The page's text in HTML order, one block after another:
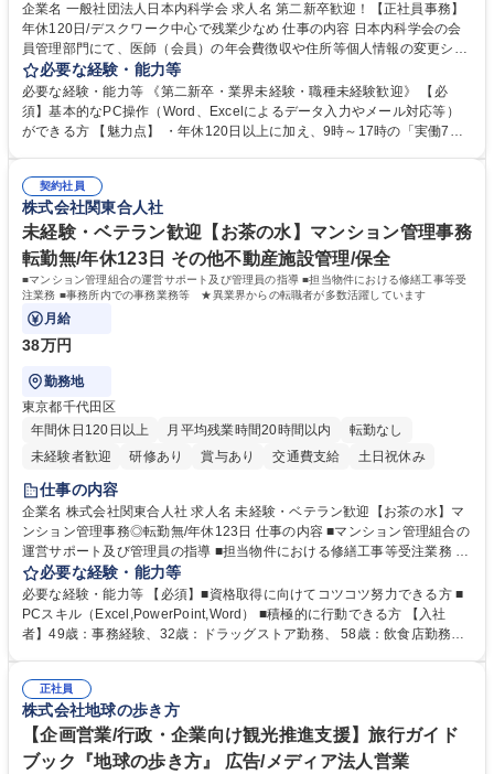
企業名 一般社団法人日本内科学会 求人名 第二新卒歓迎！【正社員事務】
年休120日/デスクワーク中心で残業少なめ 仕事の内容 日本内科学会の会
員管理部門にて、医師（会員）の年会費徴収や住所等個人情報の変更シス
テム入力、電話・FAX対応をお任せします。将来的には、各種委員会の運
営事務局業務などにも幅広く携わっていただきます。 【会員管理・データ
入力業務】 ・医師（会員）の住所変更、個人情報のシステム登録・更新
・年会費の徴収管理や入金データの照合確認 【問い合わせ対応】 ・会員
年休120日/デスクワーク中心で残業少なめ
必要な経験・能力等
必要な経験・能力等 《第二新卒・業界未経験・職種未経験歓迎》 【必
須】基本的なPC操作（Word、Excelによるデータ入力やメール対応等）
ができる方 【魅力点】 ・年休120日以上に加え、9時～17時の「実働7時
整、資料作成、当日の運営サポート 学歴・資格 学歴：大学院 大学 語学
力： 資格：
契約社員
株式会社関東合人社
未経験・ベテラン歓迎【お茶の水】マンション管理事務
転勤無/年休123日 その他不動産施設管理/保全
■マンション管理組合の運営サポート及び管理員の指導 ■担当物件における修繕工事等受
注業務 ■事務所内での事務業務等 ★異業界からの転職者が多数活躍しています
月給
38万円
勤務地
東京都千代田区
年間休日120日以上
月平均残業時間20時間以内
転勤なし
未経験者歓迎
研修あり 賞与あり 交通費支給 土日祝休み
仕事の内容
企業名 株式会社関東合人社 求人名 未経験・ベテラン歓迎【お茶の水】マ
ンション管理事務◎転勤無/年休123日 仕事の内容 ■マンション管理組合の
運営サポート及び管理員の指導 ■担当物件における修繕工事等受注業務 ■
事務所内での事務業務等 ★異業界からの転職者が多数活躍しています
【年収補足】532万円 ＋別途インセンティヴで平均約100万円/年（昨年度
実績） ＋管理業務主任者資格手当50,000円/月 ★親会社である株式会社合
人社計画研究所社のグループ会社として、質の高いサービスと適性価格を
無/年休123日
必要な経験・能力等
必要な経験・能力等 【必須】■資格取得に向けてコツコツ努力できる方 ■
PCスキル（Excel,PowerPoint,Word） ■積極的に行動できる方 【入社
者】49歳：事務経験、32歳：ドラッグストア勤務、 58歳：飲食店勤務
得出来ております！ 【魅力】■フレックス制度、未経験からでも下限年収
を一律支給！ ■管理業務主任者資格取得後には50,000円/月の手当あり！
学歴・資格 学歴：大学院 大学 高専 短大 専修学校 高校 語学力： 資格：第
一種運転免許普通自動車
正社員
株式会社地球の歩き方
【企画営業/行政・企業向け観光推進支援】旅行ガイド
ブック『地球の歩き方』 広告/メディア法人営業